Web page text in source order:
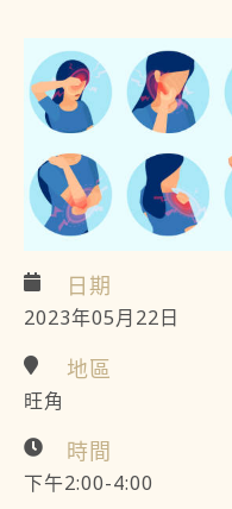
日期
2023年05月22日
地區
旺角
時間
下午2:00-4:00